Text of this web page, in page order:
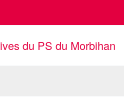
du PS du Morbihan